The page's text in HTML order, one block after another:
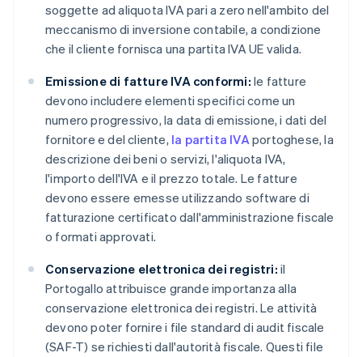
soggette ad aliquota IVA pari a zero nell'ambito del
meccanismo di inversione contabile, a condizione
che il cliente fornisca una partita IVA UE valida.
Emissione di fatture IVA conformi: le fatture
devono includere elementi specifici come un
numero progressivo, la data di emissione, i dati del
fornitore e del cliente, la partita IVAportoghese, la
descrizione dei beni o servizi, l'aliquota IVA,
l'importo dell'IVA e il prezzo totale. Le fatture
devono essere emesse utilizzando software di
fatturazione certificato dall'amministrazione fiscale
o formati approvati.
Conservazione elettronica dei registri: il
Portogallo attribuisce grande importanza alla
conservazione elettronica dei registri. Le attività
devono poter fornire i file standard di audit fiscale
(SAF-T) se richiesti dall'autorità fiscale. Questi file